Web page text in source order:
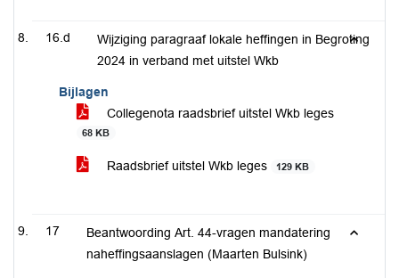
16.d
Wijziging paragraaf lokale heffingen in Begroting
2024 in verband met uitstel Wkb
Bijlagen
Collegenota raadsbrief uitstel Wkb leges
68 KB
Raadsbrief uitstel Wkb leges 129 KB
17
Beantwoording Art. 44-vragen mandatering
naheffingsaanslagen (Maarten Bulsink)